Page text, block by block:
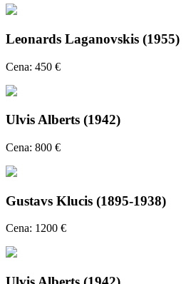
Leonards Laganovskis (1955)
Cena: 450 €
Ulvis Alberts (1942)
Cena: 800 €
Gustavs Klucis (1895-1938)
Cena: 1200 €